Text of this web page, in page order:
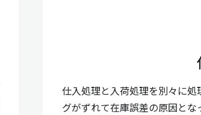
仕入処理と入荷処理を別々に
グがずれて在庫誤差の原因と